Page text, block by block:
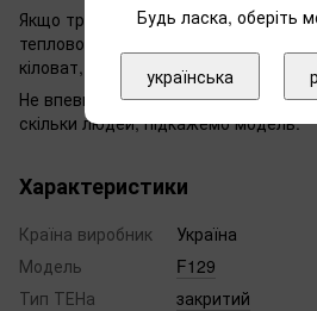
Якщо треба топити постійно й
тепловому насосу чи газу: він
кіловат, не більше.
Не впевнені у виборі — напишіть
скільки людей, підкажемо модель.
Характеристики
Країна виробник
Україна
Модель
F129
Тип ТЕНа
закритий
Будь ласка, оберіть
українська